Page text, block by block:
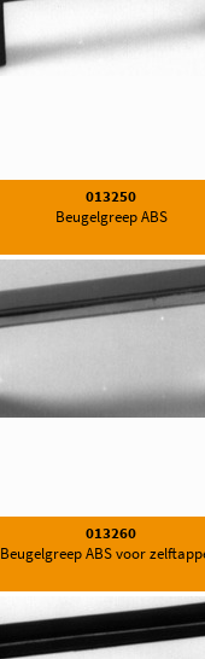
013250
Beugelgreep ABS
013260
Beugelgreep ABS voor